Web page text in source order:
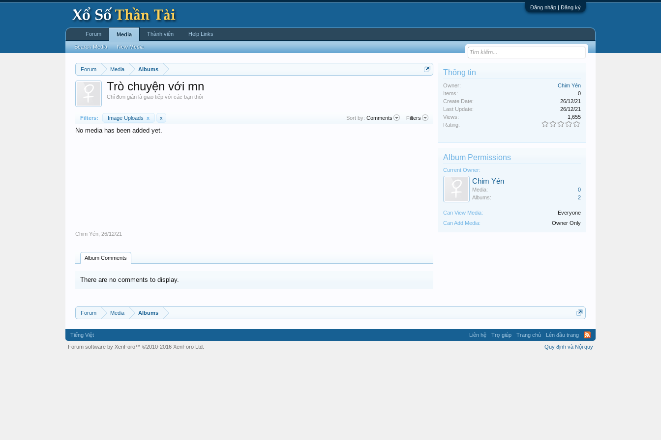
Đăng nhập | Đăng ký
Forum Media Albums
Trò chuyện với mn
Chỉ đơn giản là giao tiếp với các bạn thôi
Filters: Image Uploads x x Sort by: Comments Filters
No media has been added yet.
Chim Yén 26/12/21
Album Comments
There are no comments to display.
Thông tin
Owner:
Chim Yén
Items:
0
Create Date:
26/12/21
Last Update:
26/12/21
Views:
1,655
Rating:
Album Permissions
Current Owner:
Chim Yén
Media:
0
Albums:
2
Can View Media:
Everyone
Can Add Media:
Owner Only
Forum Media Albums
Forum Media
Search Media New Media
Thành viên Help Links
Tiếng Việt Liên hệ Trợ giúp Trang chủ
Lên đầu trang
Quy định và Nội quy
Forum software by XenForo™ ©2010-2016 XenForo Ltd.